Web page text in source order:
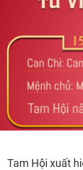
Tam Hội xuất